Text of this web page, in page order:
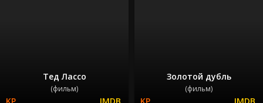
Тед Лассо
(фильм)
Золотой дубль
(фильм)